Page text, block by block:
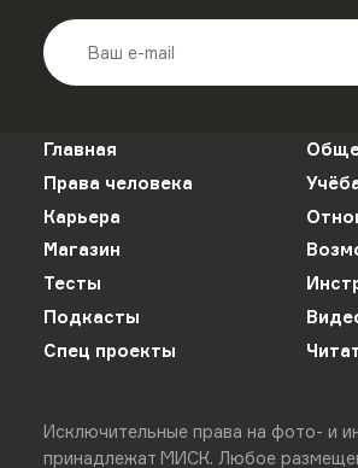
Главная
Права человека
Карьера
Магазин
Тесты
Подкасты
Спец проекты
Исключительные права на фото- и
принадлежат МИСК. Любое